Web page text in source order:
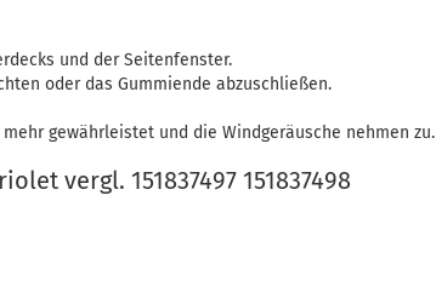
und der Seitenfenster.
oder das Gummiende abzuschließen.
gewährleistet und die Windgeräusche nehmen zu.
vergl. 151837497 151837498